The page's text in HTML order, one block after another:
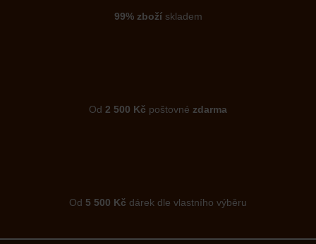
99% zbožískladem
Od 2 500 Kč poštovné zdarma
Od 5 500 Kč dárek dle vlastního výběru